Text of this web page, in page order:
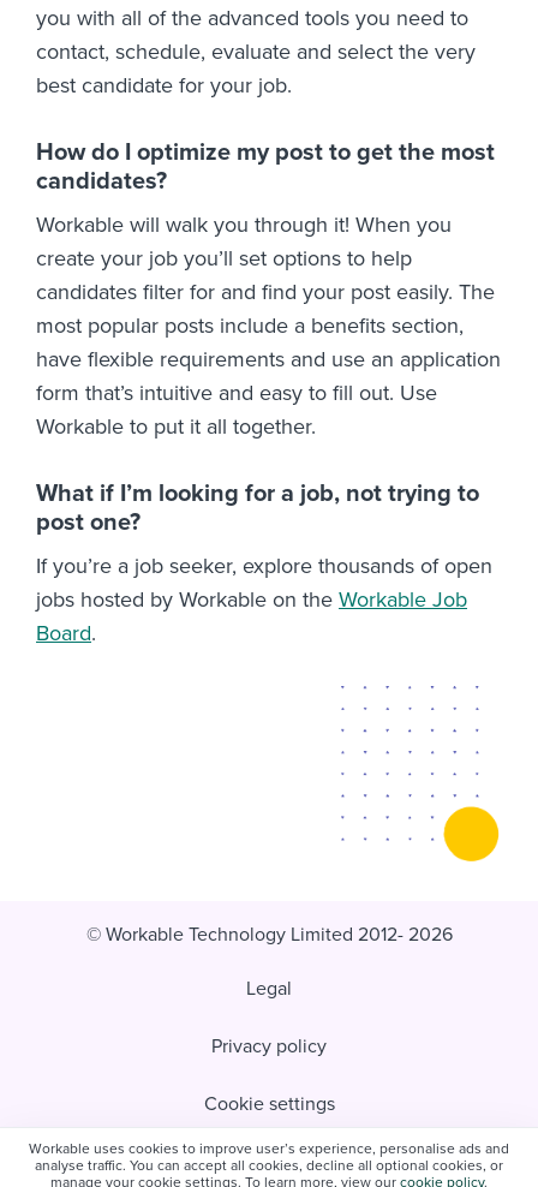
Workable uses cookies to improve user’s experience, personalise ads and
analyse traffic. You can accept all cookies, decline all optional cookies, or
manage your cookie settings. To learn more, view our cookie policy.
you with all of the advanced tools you need to
contact, schedule, evaluate and select the very
best candidate for your job.
How do I optimize my post to get the most
candidates?
Workable will walk you through it! When you
create your job you’ll set options to help
candidates filter for and find your post easily. The
most popular posts include a benefits section,
have flexible requirements and use an application
form that’s intuitive and easy to fill out. Use
Workable to put it all together.
What if I’m looking for a job, not trying to
post one?
If you’re a job seeker, explore thousands of open
jobs hosted by Workable on the Workable Job
Board.
© Workable Technology Limited 2012- 2026
Legal
Privacy policy
Cookie settings
Do not sell/share my personal information